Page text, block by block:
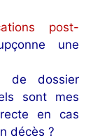
post-
une
de dossier
sont mes
en cas
décès ?